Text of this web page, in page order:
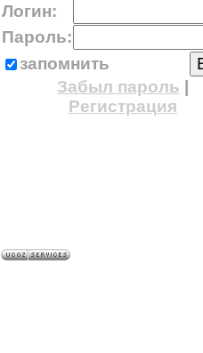
Логин:
Пароль:
запомнить
Забыл пароль
Регистрация